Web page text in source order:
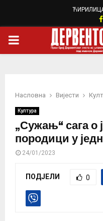
PRIMARY
Насловна Вијести
Култура
„Сужањ“ сага о
породици у
24/01/2023
ПОДЈЕЛИ 0